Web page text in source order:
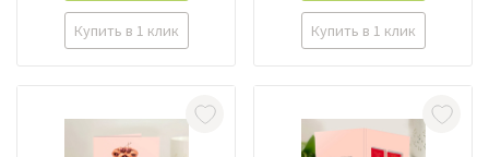
Купить в 1 клик Купить в 1 клик